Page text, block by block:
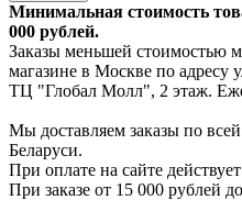
Минимальная стоимость
000 рублей.
Заказы меньшей стоимостью
магазине в Москве по адресу
ТЦ "Глобал Молл", 2 этаж.
Мы доставляем заказы по
Беларуси.
При оплате на сайте
При заказе от 15 000 рублей